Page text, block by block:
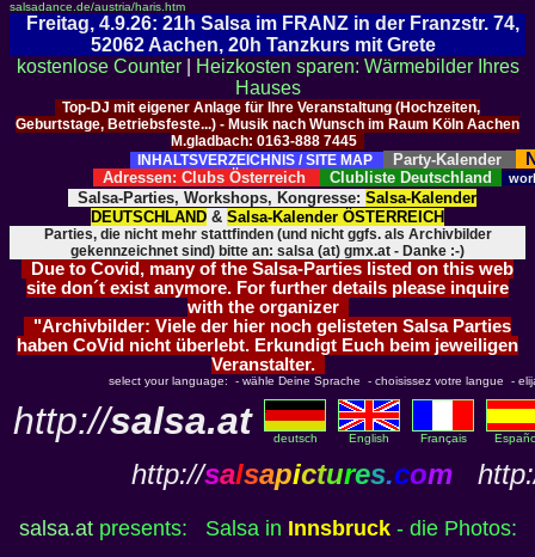
salsadance.de/austria/haris.htm
Freitag, 4.9.26: 21h Salsa im FRANZ in der Franzstr. 74,
52062 Aachen, 20h Tanzkurs mit Grete
kostenlose Counter|
Heizkosten sparen: Wärmebilder Ihres
Hauses
Top-DJ mit eigener Anlage für Ihre Veranstaltung (Hochzeiten,
Geburtstage, Betriebsfeste...) - Musik nach Wunsch im Raum Köln Aachen
M.gladbach: 0163-888 7445
INHALTSVERZEICHNIS / SITE MAP
Party-Kalender
Adressen: Clubs Österreich Clubliste Deutschland
Salsa-Parties, Workshops, Kongresse: Salsa-Kalender
DEUTSCHLAND & Salsa-Kalender ÖSTERREICH
Parties, die nicht mehr stattfinden (und nicht ggfs. als Archivbilder
gekennzeichnet sind) bitte an: salsa (at) gmx.at - Danke :-)
Due to Covid, many of the Salsa-Parties listed on this web
site don´t exist anymore. For further details please inquire
with the organizer
"Archivbilder: Viele der hier noch gelisteten Salsa Parties
haben CoVid nicht überlebt. Erkundigt Euch beim jeweiligen
Veranstalter.
select your language: - wähle Deine Sprache - choisissez votre langue -
http://salsa.at deutsch English Français
http://salsapictures.com
salsa.atpresents: Salsa in Innsbruck- die Photos: